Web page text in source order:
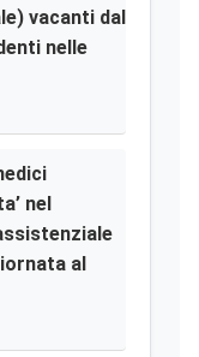
vacanti dal
nelle
nel
al